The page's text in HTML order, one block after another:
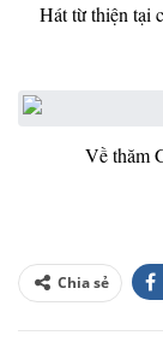
Hát từ thiện tại
Về thăm
Chia sẻ